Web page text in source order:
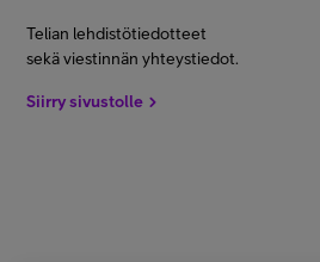
Telian lehdistötiedotteet
sekä viestinnän yhteystiedot.
Siirry sivustolle